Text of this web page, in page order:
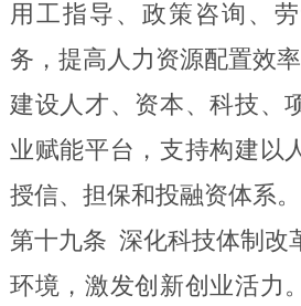
用工指导、政策咨询、
务，提高人力资源配置效率
建设人才、资本、科技、
业赋能平台，支持构建以
授信、担保和投融资体系。
第十九条 深化科技体制改
环境，激发创新创业活力